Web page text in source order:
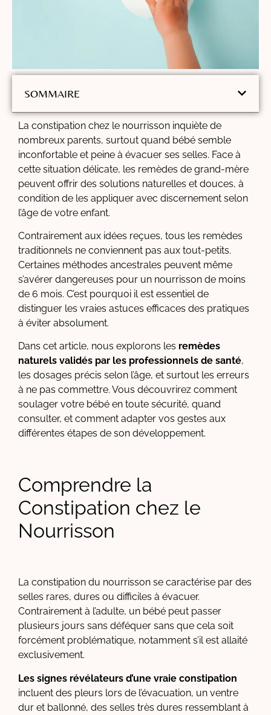
SOMMAIRE
La constipation chez le nourrisson inquiète de
nombreux parents, surtout quand bébé semble
inconfortable et peine à évacuer ses selles. Face à
cette situation délicate, les remèdes de grand-mère
peuvent offrir des solutions naturelles et douces, à
condition de les appliquer avec discernement selon
l’âge de votre enfant.
Contrairement aux idées reçues, tous les remèdes
traditionnels ne conviennent pas aux tout-petits.
Certaines méthodes ancestrales peuvent même
s’avérer dangereuses pour un nourrisson de moins
de 6 mois. C’est pourquoi il est essentiel de
distinguer les vraies astuces efficaces des pratiques
à éviter absolument.
Dans cet article, nous explorons les remèdes
naturels validés par les professionnels de santé,
les dosages précis selon l’âge, et surtout les erreurs
à ne pas commettre. Vous découvrirez comment
soulager votre bébé en toute sécurité, quand
consulter, et comment adapter vos gestes aux
différentes étapes de son développement.
Comprendre la
Constipation chez le
Nourrisson
La constipation du nourrisson se caractérise par des
selles rares, dures ou difficiles à évacuer.
Contrairement à l’adulte, un bébé peut passer
plusieurs jours sans déféquer sans que cela soit
forcément problématique, notamment s’il est allaité
exclusivement.
Les signes révélateurs d’une vraie constipation
incluent des pleurs lors de l’évacuation, un ventre
dur et ballonné, des selles très dures ressemblant à